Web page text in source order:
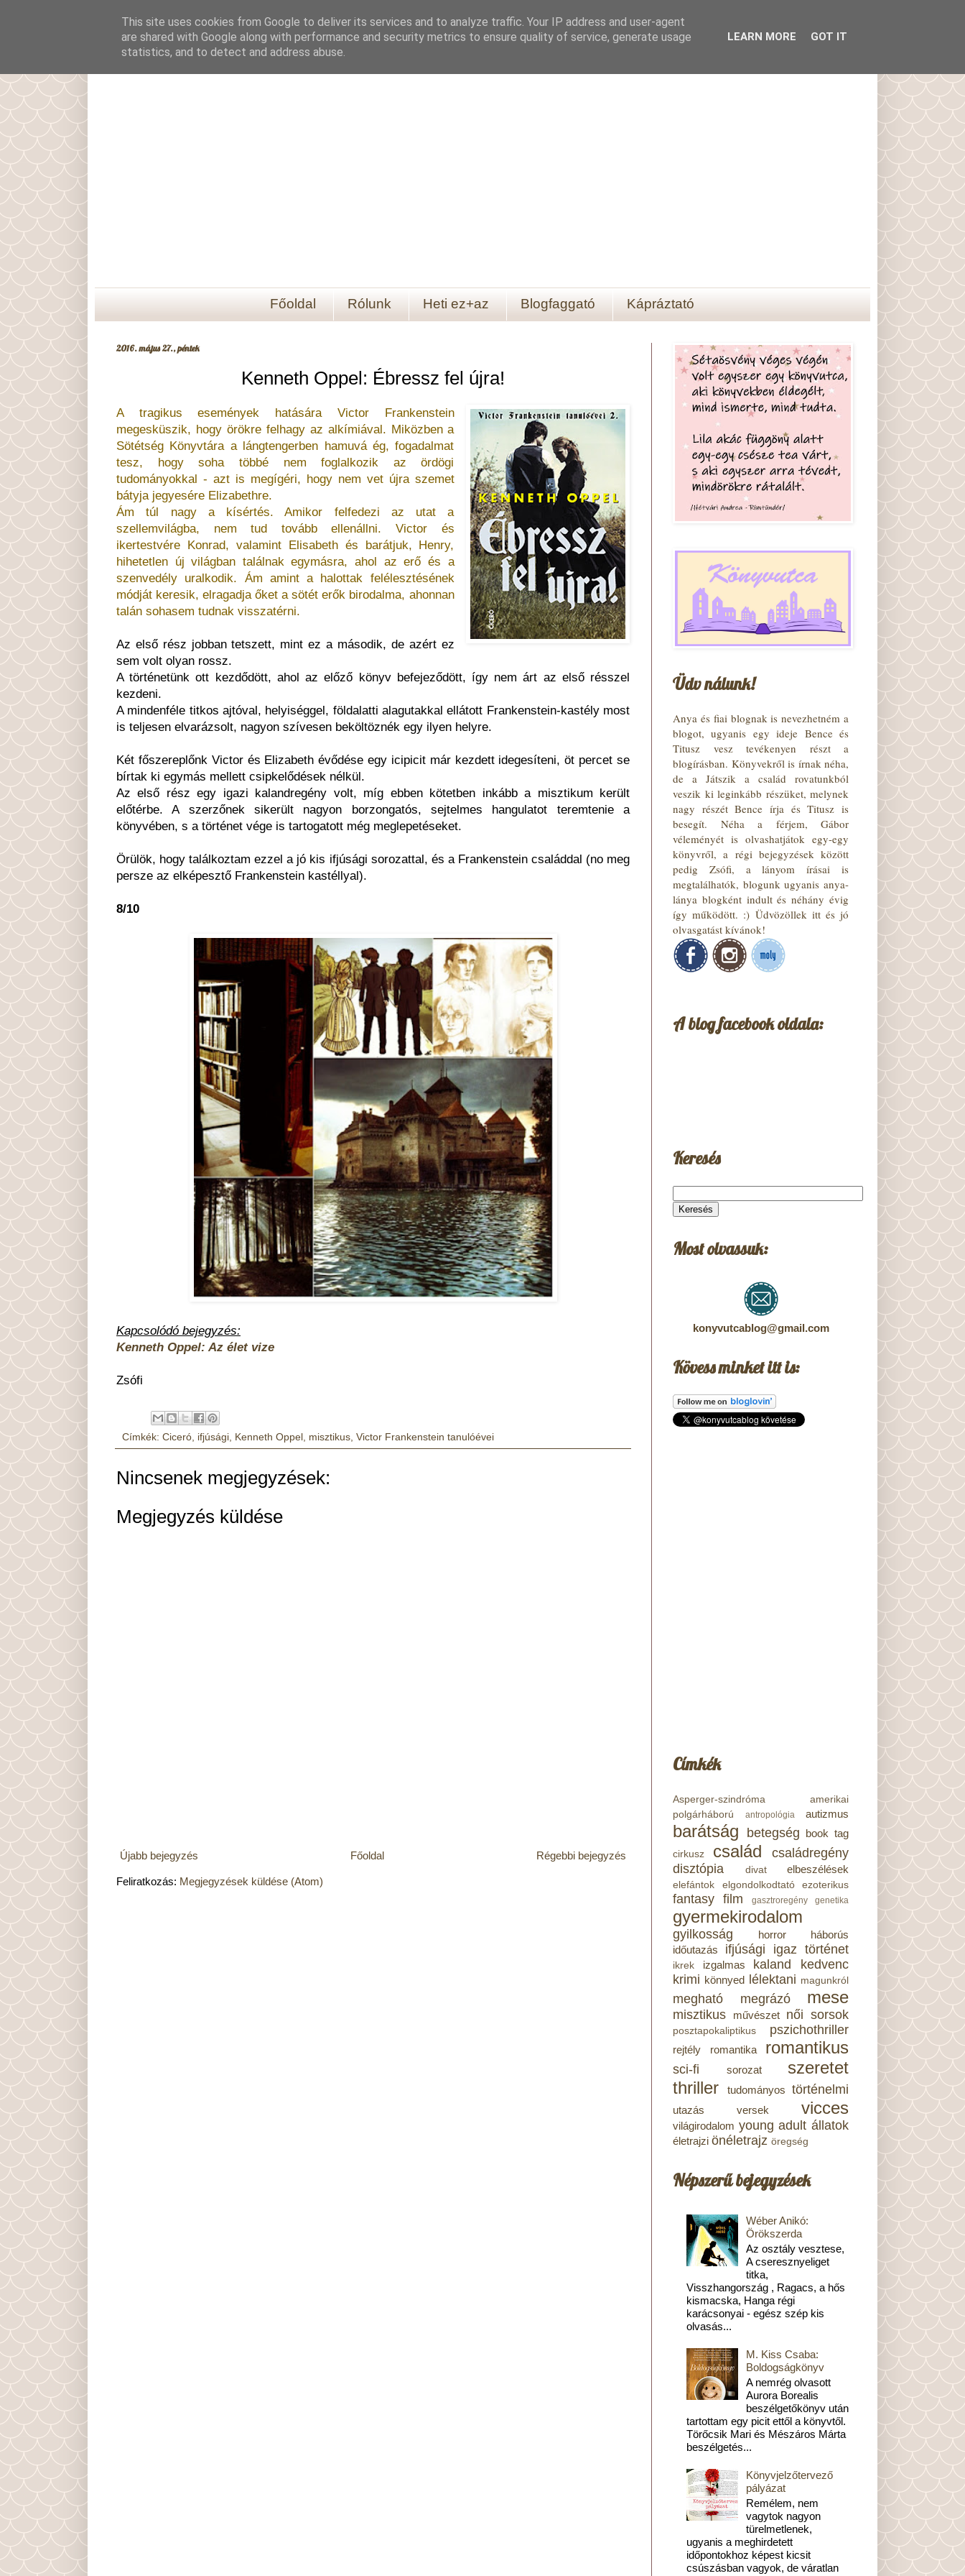
Főoldal Rólunk Heti ez+az Blogfaggató Kápráztató
2016. május 27., péntek
Kenneth Oppel: Ébressz fel újra!
A tragikus események hatására Victor Frankenstein
megesküszik, hogy örökre felhagy az alkímiával. Miközben a
Sötétség Könyvtára a lángtengerben hamuvá ég, fogadalmat
tesz, hogy soha többé nem foglalkozik az ördögi
tudományokkal - azt is megígéri, hogy nem vet újra szemet
bátyja jegyesére Elizabethre.
Ám túl nagy a kísértés. Amikor felfedezi az utat a
szellemvilágba, nem tud tovább ellenállni. Victor és
ikertestvére Konrad, valamint Elisabeth és barátjuk, Henry,
hihetetlen új világban találnak egymásra, ahol az erő és a
szenvedély uralkodik. Ám amint a halottak felélesztésének
módját keresik, elragadja őket a sötét erők birodalma, ahonnan
talán sohasem tudnak visszatérni.
Az első rész jobban tetszett, mint ez a második, de azért ez
sem volt olyan rossz.
A történetünk ott kezdődött, ahol az előző könyv befejeződött, így nem árt az első résszel
kezdeni.
A mindenféle titkos ajtóval, helyiséggel, földalatti alagutakkal ellátott Frankenstein-kastély most
is teljesen elvarázsolt, nagyon szívesen beköltöznék egy ilyen helyre.
Két főszereplőnk Victor és Elizabeth évődése egy icipicit már kezdett idegesíteni, öt percet se
bírtak ki egymás mellett csipkelődések nélkül.
Az első rész egy igazi kalandregény volt, míg ebben kötetben inkább a misztikum került
előtérbe. A szerzőnek sikerült nagyon borzongatós, sejtelmes hangulatot teremtenie a
könyvében, s a történet vége is tartogatott még meglepetéseket.
Örülök, hogy találkoztam ezzel a jó kis ifjúsági sorozattal, és a Frankenstein családdal (no meg
persze az elképesztő Frankenstein kastéllyal).
8/10
Kapcsolódó bejegyzés:
Kenneth Oppel: Az élet vize
Zsófi
Címkék: Ciceró, ifjúsági, Kenneth Oppel , misztikus, Victor Frankenstein tanulóévei
Nincsenek megjegyzések:
Megjegyzés küldése
Újabb bejegyzés Régebbi bejegyzés
Főoldal
Feliratkozás: Megjegyzések küldése (Atom)
Üdv nálunk!
Anya és fiai blognak is nevezhetném a
blogot, ugyanis egy ideje Bence és
Titusz vesz tevékenyen részt a
blogírásban. Könyvekről is írnak néha,
de a Játszik a család rovatunkból
veszik ki leginkább részüket, melynek
nagy részét Bence írja és Titusz is
besegít. Néha a férjem, Gábor
véleményét is olvashatjátok egy-egy
könyvről, a régi bejegyzések között
pedig Zsófi, a lányom írásai is
megtalálhatók, blogunk ugyanis anya-
lánya blogként indult és néhány évig
így működött. :) Üdvözöllek itt és jó
olvasgatást kívánok!
A blog facebook oldala:
Keresés
Most olvassuk:
konyvutcablog@gmail.com
Kövess minket itt is:
Címkék
Asperger-szindróma
amerikai
polgárháború
antropológia autizmus
barátság betegség book tag
cirkusz család
családregény
disztópia
divat elbeszélések
elefántok elgondolkodtató ezoterikus
fantasy film gasztroregény genetika
gyermekirodalom
gyilkosság horror
háborús
időutazás
ifjúsági igaz történet
ikrek izgalmas kaland
kedvenc
krimi könnyed lélektani magunkról
megható megrázó mese
misztikus művészet női sorsok
posztapokaliptikus pszichothriller
rejtély romantika romantikus
sci-fi sorozat
szeretet
thriller
tudományos történelmi
utazás versek vicces
világirodalom young adult állatok
életrajzi önéletrajz öregség
Népszerű bejegyzések
Wéber Anikó:
Örökszerda
Az osztály vesztese,
A cseresznyeliget
titka,
Visszhangország , Ragacs, a hős
kismacska, Hanga régi
karácsonyai - egész szép kis
olvasás...
M. Kiss Csaba:
Boldogságkönyv
A nemrég olvasott
Aurora Borealis
beszélgetőkönyv után
tartottam egy picit ettől a könyvtől.
Törőcsik Mari és Mészáros Márta
beszélgetés...
Könyvjelzőtervező
pályázat
Remélem, nem
vagytok nagyon
türelmetlenek,
ugyanis a meghirdetett
időpontokhoz képest kicsit
csúszásban vagyok, de váratlan
This site uses cookies from Google to deliver its services and to analyze traffic. Your IP address and user-agent
are shared with Google along with performance and security metrics to ensure quality of service, generate usage
statistics, and to detect and address abuse.
LEARN MORE GOT IT